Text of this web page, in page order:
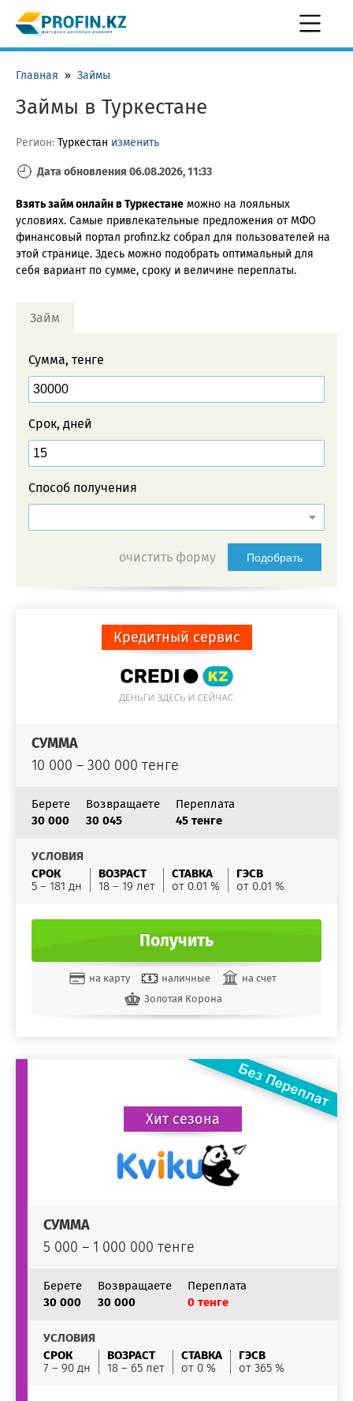
Главная » Займы
Займы в Туркестане
Регион: Туркестан изменить
Дата обновления 06.08.2026, 11:33
Взять займ онлайн в Туркестане можно на лояльных
условиях. Самые привлекательные предложения от МФО
финансовый портал profinz.kz собрал для пользователей на
этой странице. Здесь можно подобрать оптимальный для
себя вариант по сумме, сроку и величине переплаты.
Займ
Сумма, тенге
Срок, дней
Способ получения
очистить форму Подобрать
Кредитный сервис
СУММА
10 000 – 300 000 тенге
Берете
30 000
Возвращаете
30 045
Переплата
45 тенге
УСЛОВИЯ
СРОК
5 – 181 дн
ВОЗРАСТ
18 – 19 лет
СТАВКА
от 0.01 %
ГЭСВ
от 0.01 %
Получить
на карту наличные
на счет
Золотая Корона
Хит сезона
СУММА
5 000 – 1 000 000 тенге
Берете
30 000
Возвращаете
30 000
Переплата
0 тенге
УСЛОВИЯ
СРОК
7 – 90 дн
ВОЗРАСТ
18 – 65 лет
СТАВКА
от 0 %
ГЭСВ
от 365 %